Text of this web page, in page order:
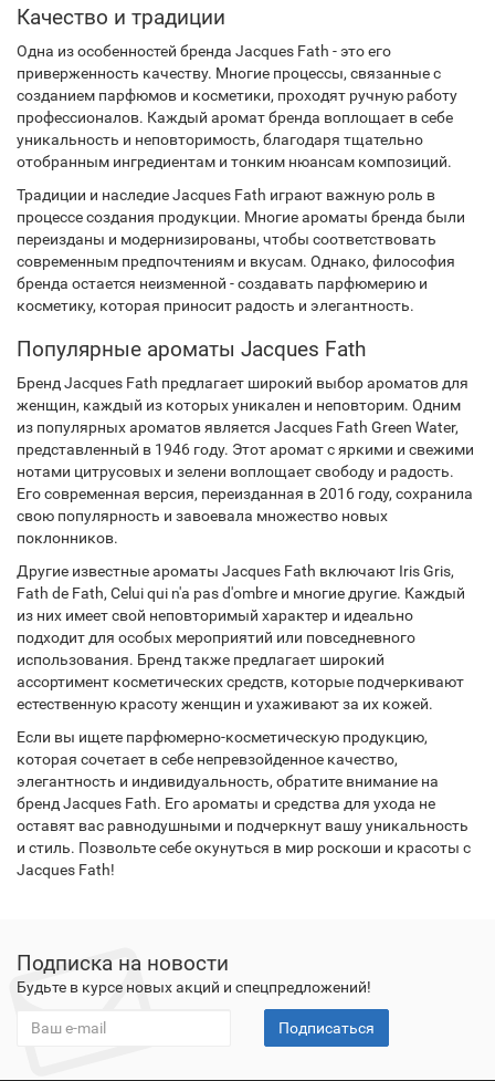
Качество и традиции
Одна из особенностей бренда Jacques Fath - это его
приверженность качеству. Многие процессы, связанные с
созданием парфюмов и косметики, проходят ручную работу
профессионалов. Каждый аромат бренда воплощает в себе
уникальность и неповторимость, благодаря тщательно
отобранным ингредиентам и тонким нюансам композиций.
Традиции и наследие Jacques Fath играют важную роль в
процессе создания продукции. Многие ароматы бренда были
переизданы и модернизированы, чтобы соответствовать
современным предпочтениям и вкусам. Однако, философия
бренда остается неизменной - создавать парфюмерию и
косметику, которая приносит радость и элегантность.
Популярные ароматы Jacques Fath
Бренд Jacques Fath предлагает широкий выбор ароматов для
женщин, каждый из которых уникален и неповторим. Одним
из популярных ароматов является Jacques Fath Green Water,
представленный в 1946 году. Этот аромат с яркими и свежими
нотами цитрусовых и зелени воплощает свободу и радость.
Его современная версия, переизданная в 2016 году, сохранила
свою популярность и завоевала множество новых
поклонников.
Другие известные ароматы Jacques Fath включают Iris Gris,
Fath de Fath, Celui qui n'a pas d'ombre и многие другие. Каждый
из них имеет свой неповторимый характер и идеально
подходит для особых мероприятий или повседневного
использования. Бренд также предлагает широкий
ассортимент косметических средств, которые подчеркивают
естественную красоту женщин и ухаживают за их кожей.
Если вы ищете парфюмерно-косметическую продукцию,
которая сочетает в себе непревзойденное качество,
элегантность и индивидуальность, обратите внимание на
бренд Jacques Fath. Его ароматы и средства для ухода не
оставят вас равнодушными и подчеркнут вашу уникальность
и стиль. Позвольте себе окунуться в мир роскоши и красоты с
Jacques Fath!
Подписка на новости
Будьте в курсе новых акций и спецпредложений!
Подписаться